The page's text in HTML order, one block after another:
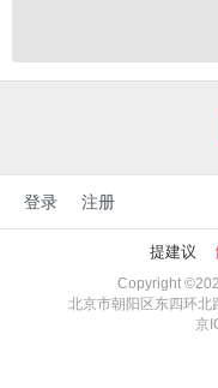
登录 注册
提建议
Copyright
北京市朝阳区东四环
京